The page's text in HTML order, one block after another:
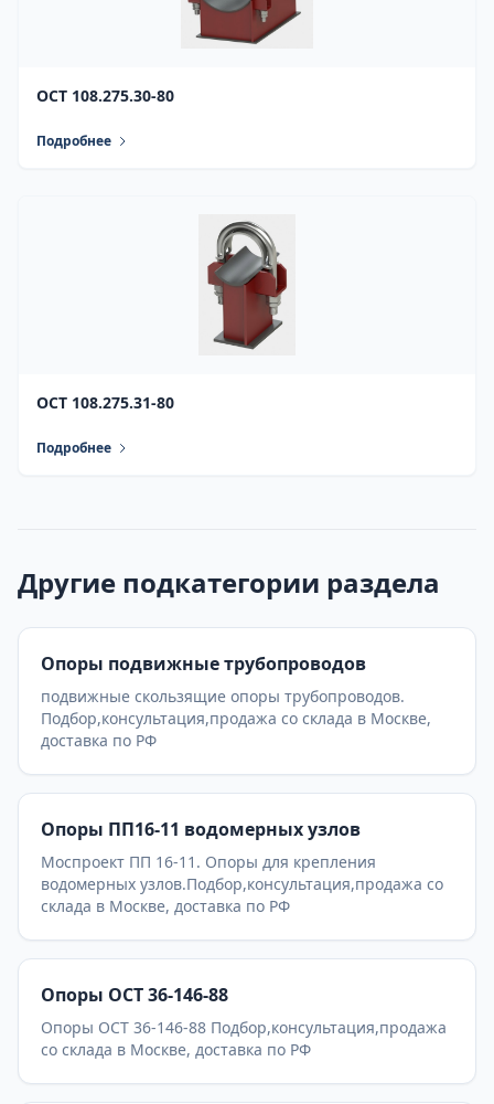
ОСТ 108.275.30-80
Подробнее
ОСТ 108.275.31-80
Подробнее
Другие подкатегории раздела
Опоры подвижные трубопроводов
подвижные скользящие опоры трубопроводов.
Подбор,консультация,продажа со склада в Москве,
доставка по РФ
Опоры ПП16-11 водомерных узлов
Моспроект ПП 16-11. Опоры для крепления
водомерных узлов.Подбор,консультация,продажа со
склада в Москве, доставка по РФ
Опоры ОСТ 36-146-88
Опоры ОСТ 36-146-88 Подбор,консультация,продажа
со склада в Москве, доставка по РФ